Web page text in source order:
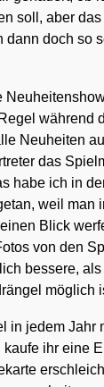
soll, aber
dann doch so
wäh­rend
Neu­hei­ten
das
habe ich in
weil man
Blick
von den
bes­se­re,
mög­lich
in jedem Jahr
ihr eine